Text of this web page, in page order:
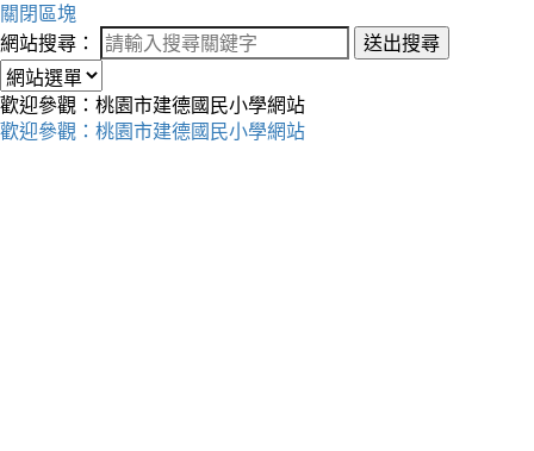
關閉區塊
網站搜尋：
送出搜尋
歡迎參觀：桃園市建德國民小學網站
歡迎參觀：桃園市建德國民小學網站